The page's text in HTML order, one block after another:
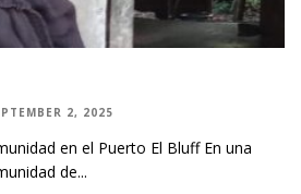
2, 2025
en el Puerto El Bluff En una
de...